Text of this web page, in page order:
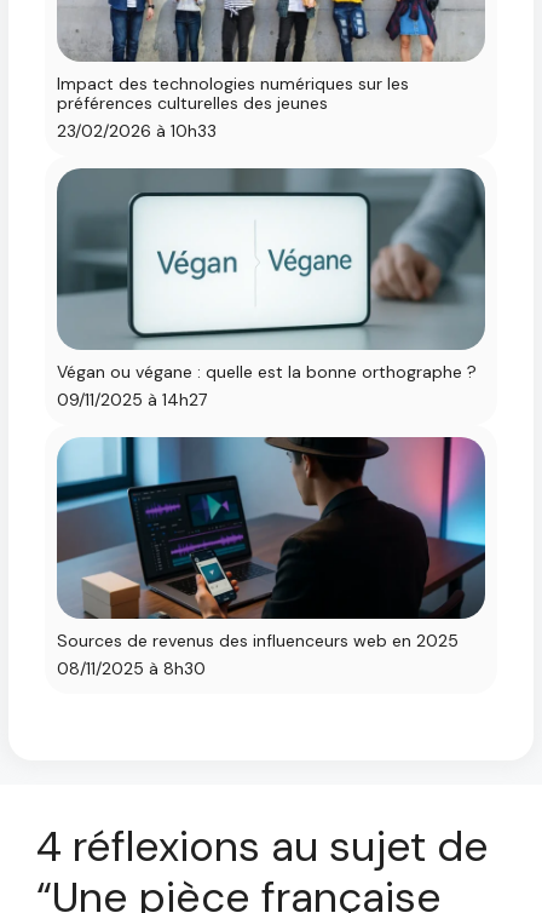
Impact des technologies numériques sur les
préférences culturelles des jeunes
23/02/2026 à 10h33
Végan ou végane : quelle est la bonne orthographe ?
09/11/2025 à 14h27
Sources de revenus des influenceurs web en 2025
08/11/2025 à 8h30
4 réflexions au sujet de
“Une pièce française